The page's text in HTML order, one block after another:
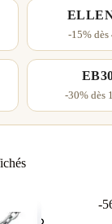
-15% dès
-30% dès
Trié
-